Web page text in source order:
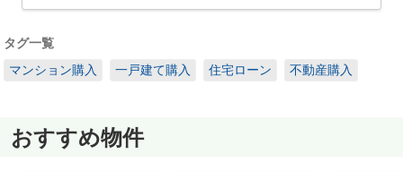
タグ一覧
マンション購入
一戸建て購入 住宅ローン 不動産購入
おすすめ物件